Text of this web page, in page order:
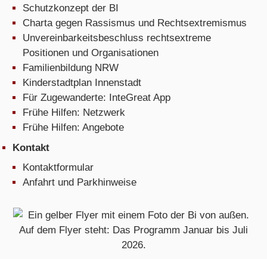
Schutzkonzept der BI
Charta gegen Rassismus und Rechtsextremismus
Unvereinbarkeitsbeschluss rechtsextreme
Positionen und Organisationen
Familienbildung NRW
Kinderstadtplan Innenstadt
Für Zugewanderte: InteGreat App
Frühe Hilfen: Netzwerk
Frühe Hilfen: Angebote
Kontakt
Kontaktformular
Anfahrt und Parkhinweise